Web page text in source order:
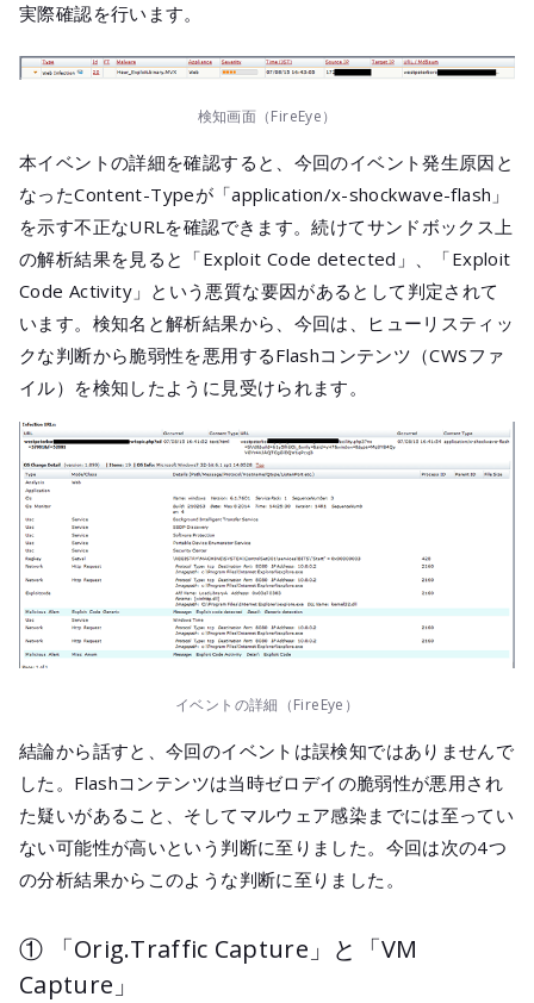
実際確認を行います。
検知画面（FireEye）
本イベントの詳細を確認すると、今回のイベント発生原因と
なったContent-Typeが「application/x-shockwave-flash」
を示す不正なURLを確認できます。続けてサンドボックス上
の解析結果を見ると「Exploit Code detected」、「Exploit
Code Activity」という悪質な要因があるとして判定されて
います。検知名と解析結果から、今回は、ヒューリスティッ
クな判断から脆弱性を悪用するFlashコンテンツ（CWSファ
イル）を検知したように見受けられます。
イベントの詳細（FireEye）
結論から話すと、今回のイベントは誤検知ではありませんで
した。Flashコンテンツは当時ゼロデイの脆弱性が悪用され
た疑いがあること、そしてマルウェア感染までには至ってい
ない可能性が高いという判断に至りました。今回は次の4つ
の分析結果からこのような判断に至りました。
① 「Orig.Traffic Capture」と「VM
Capture」